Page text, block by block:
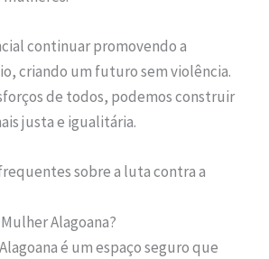
continuar promovendo a
criando um futuro sem violência.
de todos, podemos construir
justa e igualitária.
sobre a luta contra a
Alagoana?
é um espaço seguro que